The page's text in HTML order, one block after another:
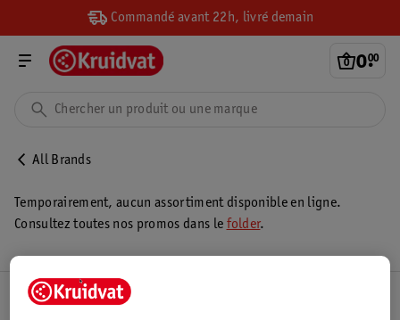
Commandé avant 22h, livré demain
0.
00
All Brands
Temporairement, aucun assortiment disponible en ligne.
Consultez toutes nos promos dans le folder.